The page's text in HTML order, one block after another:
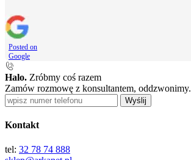
Posted on
Google
Halo. Zróbmy coś razem
Zamów rozmowę z konsultantem, oddzwonimy.
Wyślij
Kontakt
tel: 32 78 74 888